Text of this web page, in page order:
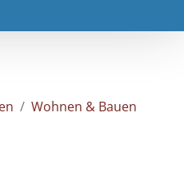
Wohnen & Bauen